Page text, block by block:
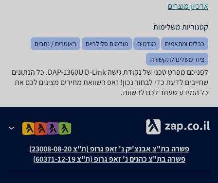
ארכיון מוצרים
קטגוריות משלימות
כבלים ומתאמים מודמים מודמים סלולריים
ראוטרים / נתבים
ציוד משלים לתקשורת
לפניכם מפרט טכני של ‏נקודת גישה DAP-1360U D-Link. כל הנתונים
שחייבים לדעת כדי לבחור נכון! זאפ השוואת מחירים מציגים לכם את
כל המידע שעוזר לכם להשוות.
פשרה בת"צ אבנצ'יק נ' זאפ גרופ (ת"צ 23008-08-20)
פשרה בת"צ כהנים נ' זאפ גרופ (ת"צ 60371-12-19)